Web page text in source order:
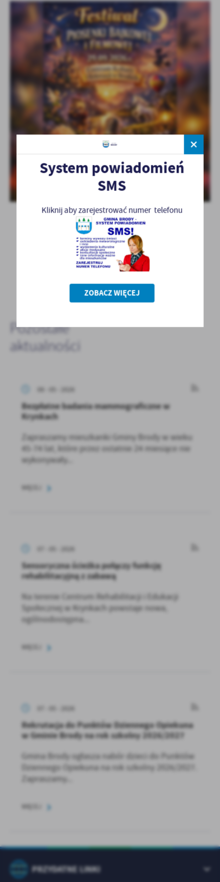
POPRZEDNI NASTĘPNY
Pozostałe
aktualności
08 - 05 - 2026
Bezpłatne badania mammograficzne w
Krynkach
Zapraszamy mieszkanki Gminy Brody w wieku
45-74 lat, które przez ostatnie 24 miesiące nie
wykonywały...
07 - 05 - 2026
Sensoryczna ścieżka połączy funkcję
rehabilitacyjną z zabawą
Na terenie Centrum Rehabilitacji i Edukacji
Społecznej w Krynkach powstaje nowa,
ogólnodostępna...
07 - 05 - 2026
Rekrutacja do Punktów Dziennego Opiekuna
w Gminie Brody na rok szkolny 2026/2027
Gmina Brody ogłasza nabór dzieci do Punktów
Dziennego Opiekuna na rok szkolny 2026/2027.
Zapraszamy...
PRZYDATNE LINKI
System powiadomień
SMS
Kliknij aby zarejestrować numer telefonu
ZOBACZ WIĘCEJ